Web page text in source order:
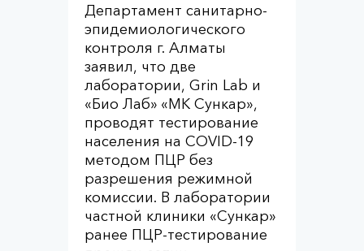
Департамент санитарно-
эпидемиологического
контроля г. Алматы
заявил, что две
лаборатории, Grin Lab и
«Био Лаб» «МК Сункар»,
проводят тестирование
населения на COVID-19
методом ПЦР без
разрешения режимной
комиссии. В лаборатории
частной клиники «Сункар»
ранее ПЦР-тестирование